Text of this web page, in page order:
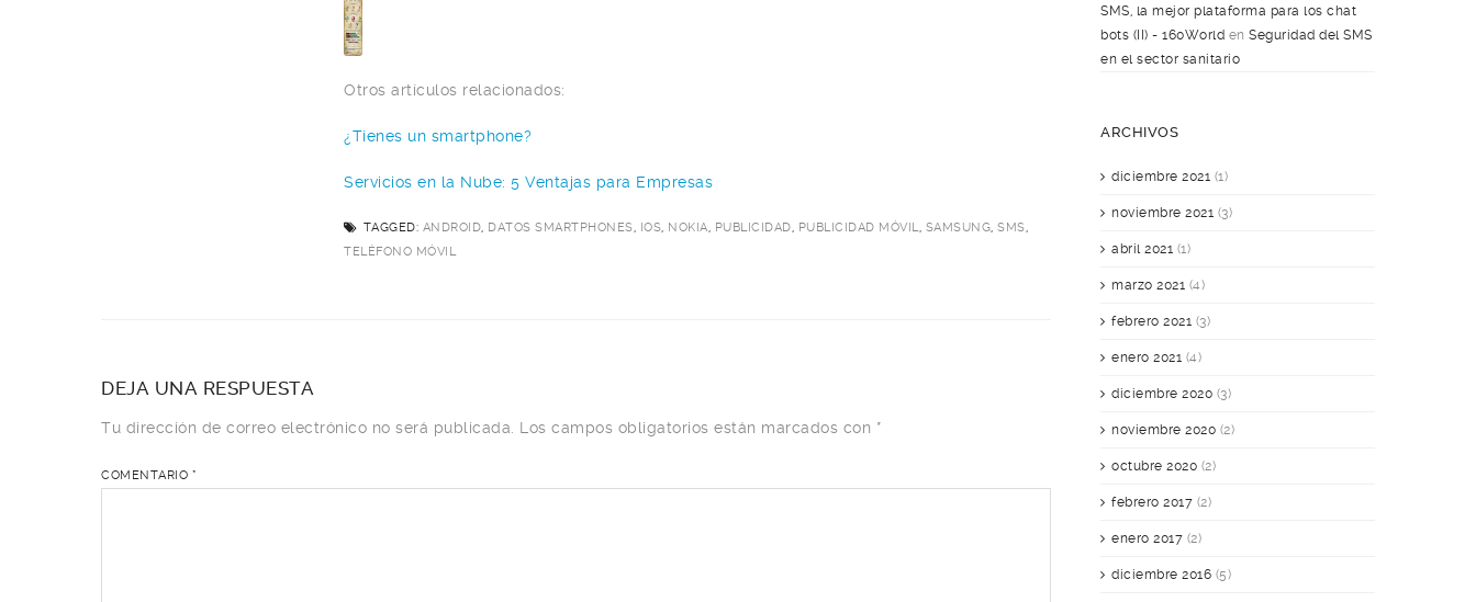
Otros artículos relacionados:
¿Tienes un smartphone?
Servicios en la Nube: 5 Ventajas para Empresas
TAGGED: ANDROID, DATOS SMARTPHONES, IOS, NOKIA, PUBLICIDAD, PUBLICIDAD MÓVIL, SAMSUNG,SMS,
TELÉFONO MÓVIL
DEJA UNA RESPUESTA
Tu dirección de correo electrónico no será publicada. Los campos obligatorios están marcados con *
COMENTARIO *
SMS, la mejor plataforma para los chat
bots (II) - 160World en Seguridad del SMS
en el sector sanitario
ARCHIVOS
diciembre 2021 (1)
noviembre 2021 (3)
abril 2021 (1)
marzo 2021 (4)
febrero 2021 (3)
enero 2021 (4)
diciembre 2020 (3)
noviembre 2020 (2)
octubre 2020 (2)
febrero 2017 (2)
enero 2017 (2)
diciembre 2016 (5)